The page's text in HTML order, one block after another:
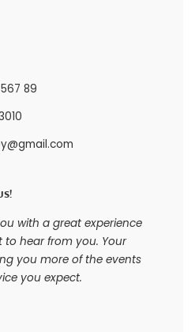
89
with a great experience
to hear from you. Your
you more of the events
you expect.